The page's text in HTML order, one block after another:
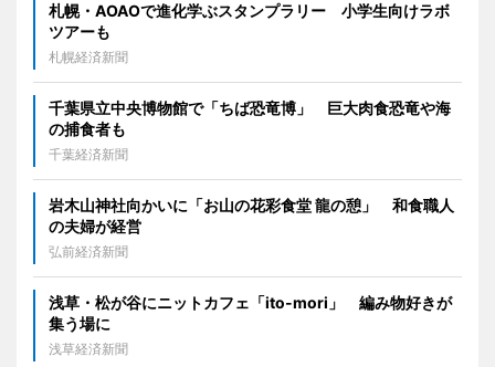
札幌・AOAOで進化学ぶスタンプラリー 小学生向けラボ
ツアーも
札幌経済新聞
千葉県立中央博物館で「ちば恐竜博」 巨大肉食恐竜や海
の捕食者も
千葉経済新聞
岩木山神社向かいに「お山の花彩食堂 龍の憩」 和食職人
の夫婦が経営
弘前経済新聞
浅草・松が谷にニットカフェ「ito-mori」 編み物好きが
集う場に
浅草経済新聞